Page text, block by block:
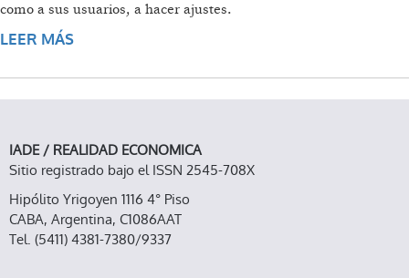
como a sus usuarios, a hacer ajustes.
LEER MÁS
IADE / REALIDAD ECONOMICA
Sitio registrado bajo el ISSN 2545-708X
Hipólito Yrigoyen 1116 4° Piso
CABA, Argentina, C1086AAT
Tel. (5411) 4381-7380/9337